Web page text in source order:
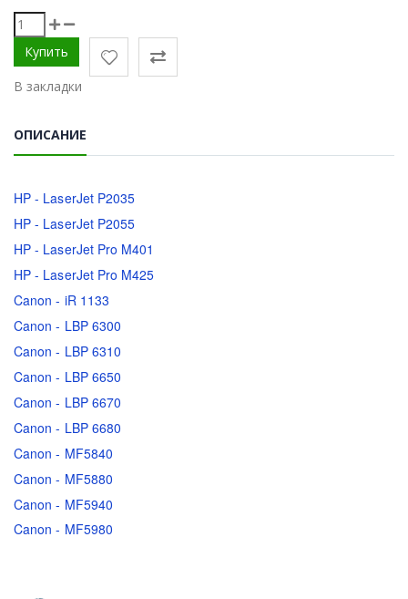
В закладки
ОПИСАНИЕ
HP - LaserJet P2035
HP - LaserJet P2055
HP - LaserJet Pro M401
HP - LaserJet Pro M425
Canon - iR 1133
Canon - LBP 6300
Canon - LBP 6310
Canon - LBP 6650
Canon - LBP 6670
Canon - LBP 6680
Canon - MF5840
Canon - MF5880
Canon - MF5940
Canon - MF5980